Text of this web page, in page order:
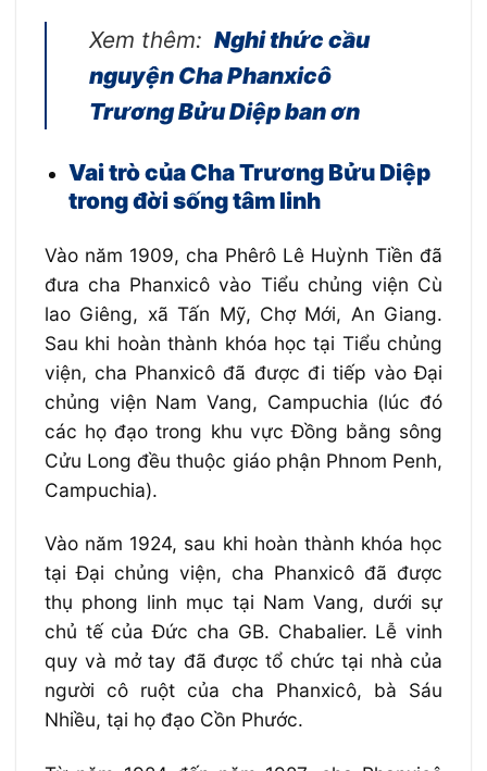
Xem thêm: Nghi thức cầu
nguyện Cha Phanxicô
Trương Bửu Diệp ban ơn
Vai trò của Cha Trương Bửu Diệp
trong đời sống tâm linh
Vào năm 1909, cha Phêrô Lê Huỳnh Tiền đã
đưa cha Phanxicô vào Tiểu chủng viện Cù
lao Giêng, xã Tấn Mỹ, Chợ Mới, An Giang.
Sau khi hoàn thành khóa học tại Tiểu chủng
viện, cha Phanxicô đã được đi tiếp vào Ðại
chủng viện Nam Vang, Campuchia (lúc đó
các họ đạo trong khu vực Ðồng bằng sông
Cửu Long đều thuộc giáo phận Phnom Penh,
Campuchia).
Vào năm 1924, sau khi hoàn thành khóa học
tại Ðại chủng viện, cha Phanxicô đã được
thụ phong linh mục tại Nam Vang, dưới sự
chủ tế của Ðức cha GB. Chabalier. Lễ vinh
quy và mở tay đã được tổ chức tại nhà của
người cô ruột của cha Phanxicô, bà Sáu
Nhiều, tại họ đạo Cồn Phước.